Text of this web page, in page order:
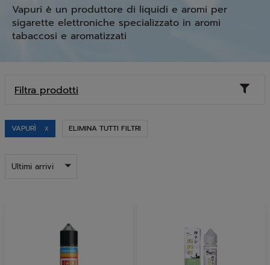
Vapuri è un produttore di liquidi e aromi per
sigarette elettroniche specializzato in aromi
tabaccosi e aromatizzati
Filtra prodotti
VAPURÌ X ELIMINA TUTTI FILTRI
Ultimi arrivi